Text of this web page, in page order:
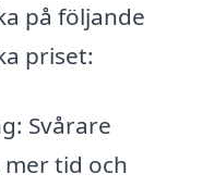
på följande
priset:
Svårare
tid och